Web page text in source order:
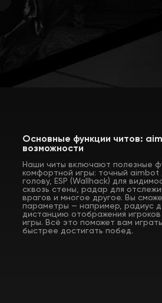
Основные функции читов:
возможности
Наши читы включают полезные
комфортной игры: точный aimbot
голову, ESP (Wallhack) для
сквозь стены, радар для
врагов и многое другое. Вы
параметры — например, радиус
дистанцию отображения
игры. Всё это поможет вам
быстрее достигать побед.